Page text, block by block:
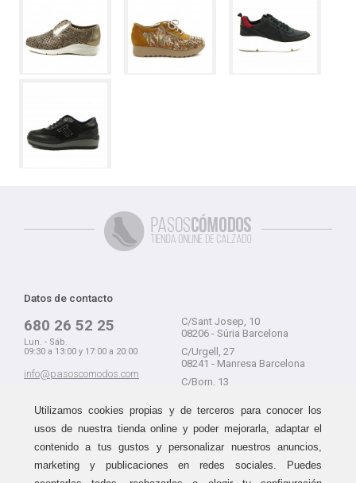
Datos de contacto
680 26 52 25
Lun. - Sáb.
09:30 a 13:00 y 17:00 a 20:00
info@pasoscomodos.com
C/Sant Josep, 10
08206 - Súria Barcelona
C/Urgell, 27
08241 - Manresa Barcelona
C/Born, 13
Guía de compra Devolución sin problemas
Utilizamos cookies propias y de terceros para conocer los
usos de nuestra tienda online y poder mejorarla, adaptar el
contenido a tus gustos y personalizar nuestros anuncios,
marketing y publicaciones en redes sociales. Puedes